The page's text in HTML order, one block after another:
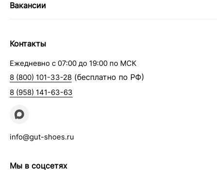
Вакансии
Контакты
Ежедневно с 07:00 до 19:00 по МСК
8 (800) 101-33-28 (бесплатно по РФ)
8 (958) 141-63-63
info@gut-shoes.ru
Мы в соцсетях